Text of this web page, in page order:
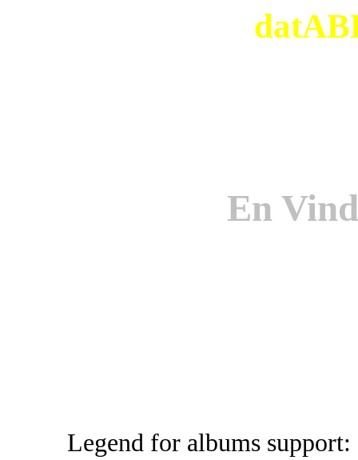
En
Legend for albums support: